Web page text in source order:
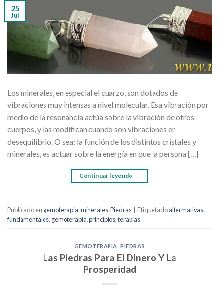
25
Jul
Los minerales, en especial el cuarzo, son dotados de
vibraciones muy intensas a nivel molecular. Esa vibración por
medio de la resonancia actúa sobre la vibración de otros
cuerpos, y las modifican cuando son vibraciones en
desequilibrio. O sea: la función de los distintos cristales y
minerales, es actuar sobre la energía en que la persona […]
Continuar leyendo →
Publicado en gemoterapia,minerales,Piedras Etiquetadoaltermativas,
fundamentales, gemoterapia,principios,terapias
GEMOTERAPIA ,PIEDRAS
Las Piedras Para El Dinero Y La
Prosperidad